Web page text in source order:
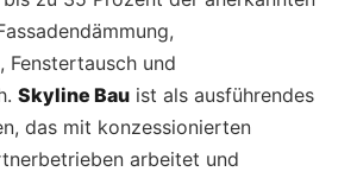
Fenstertausch und
Skyline Bau ist als ausführendes
das mit konzessionierten
arbeitet und